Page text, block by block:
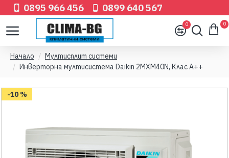
0895 966 456 0899 640 567
0 0
Начало
Мултисплит системи
Инверторна мултисистема Daikin 2MXM40N, Клас А++
-10 %